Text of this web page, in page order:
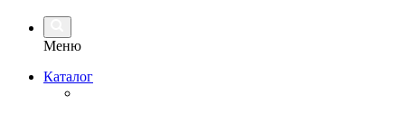
Меню
Каталог